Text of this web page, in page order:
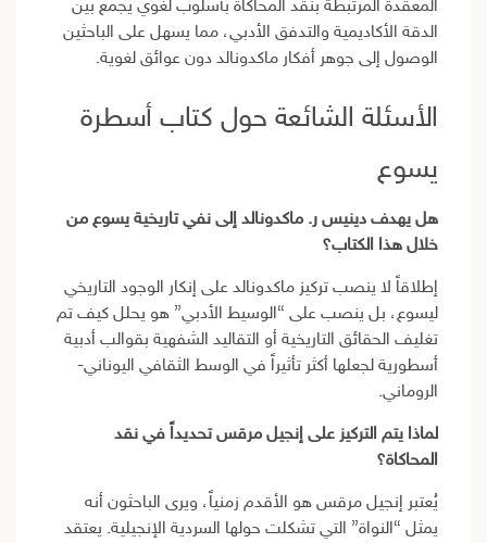
المعقدة المرتبطة بنقد المحاكاة بأسلوب لغوي يجمع بين
الدقة الأكاديمية والتدفق الأدبي، مما يسهل على الباحثين
الوصول إلى جوهر أفكار ماكدونالد دون عوائق لغوية.
الأسئلة الشائعة حول كتاب أسطرة
يسوع
هل يهدف دينيس ر. ماكدونالد إلى نفي تاريخية يسوع من
خلال هذا الكتاب؟
إطلاقاً لا ينصب تركيز ماكدونالد على إنكار الوجود التاريخي
ليسوع، بل ينصب على “الوسيط الأدبي” هو يحلل كيف تم
تغليف الحقائق التاريخية أو التقاليد الشفهية بقوالب أدبية
أسطورية لجعلها أكثر تأثيراً في الوسط الثقافي اليوناني-
الروماني.
لماذا يتم التركيز على إنجيل مرقس تحديداً في نقد
المحاكاة؟
يُعتبر إنجيل مرقس هو الأقدم زمنياً، ويرى الباحثون أنه
يمثل “النواة” التي تشكلت حولها السردية الإنجيلية. يعتقد